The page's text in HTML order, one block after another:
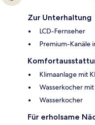
Zur Unterhaltung
LCD-Fernseher
Premium-Kanäle
Klimaanlage mit
Wasserkocher
Wasserkocher
Für erholsame